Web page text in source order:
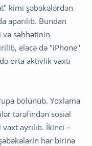
kimi şəbəkələrdən
aparılıb. Bundan
səhhətinin
eləcə də "iPhone"
orta aktivlik vaxtı
bölünüb. Yoxlama
tərəfindən sosial
ayrılıb. İkinci –
hər birinə